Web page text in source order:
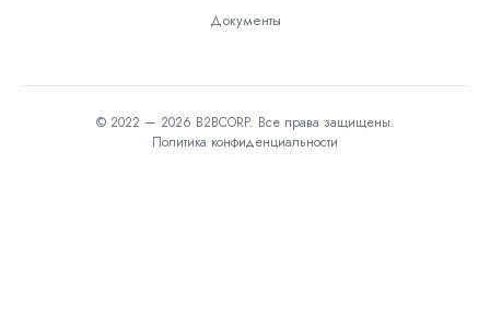
Документы
© 2022 — 2026 B2BCORP. Все права защищены.
Политика конфиденциальности